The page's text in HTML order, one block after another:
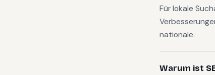
Für lokale
nationale.
Warum ist